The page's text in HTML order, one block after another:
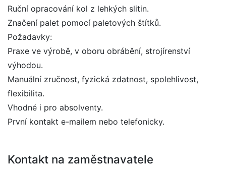
Ruční opracování kol z lehkých slitin.
Značení palet pomocí paletových štítků.
Požadavky:
Praxe ve výrobě, v oboru obrábění, strojírenství
výhodou.
Manuální zručnost, fyzická zdatnost, spolehlivost,
flexibilita.
Vhodné i pro absolventy.
První kontakt e-mailem nebo telefonicky.
Kontakt na zaměstnavatele